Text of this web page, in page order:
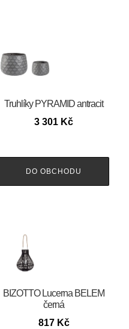
Truhlíky PYRAMID antracit
3 301 Kč
DO OBCHODU
BIZOTTO Lucerna BELEM
černá
817 Kč